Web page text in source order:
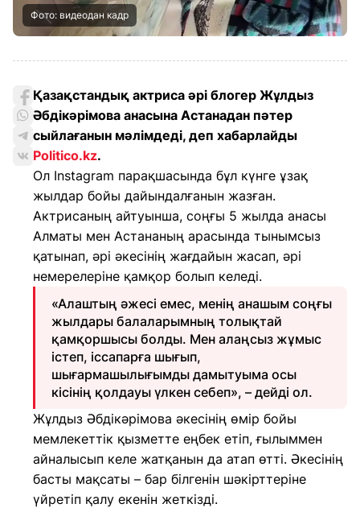
Фото: видеодан кадр
Қазақстандық актриса әрі блогер Жұлдыз
Әбдікәрімова анасына Астанадан пәтер
сыйлағанын мәлімдеді, деп хабарлайды
Politico.kz.
Ол Instagram парақшасында бұл күнге ұзақ
жылдар бойы дайындалғанын жазған.
Актрисаның айтуынша, соңғы 5 жылда анасы
Алматы мен Астананың арасында тынымсыз
қатынап, әрі әкесінің жағдайын жасап, әрі
немерелеріне қамқор болып келеді.
«Алаштың әжесі емес, менің анашым соңғы
жылдары балаларымның толықтай
қамқоршысы болды. Мен алаңсыз жұмыс
істеп, іссапарға шығып,
шығармашылығымды дамытуыма осы
кісінің қолдауы үлкен себеп», – дейді ол.
Жұлдыз Әбдікәрімова әкесінің өмір бойы
мемлекеттік қызметте еңбек етіп, ғылыммен
айналысып келе жатқанын да атап өтті. Әкесінің
басты мақсаты – бар білгенін шәкірттеріне
үйретіп қалу екенін жеткізді.